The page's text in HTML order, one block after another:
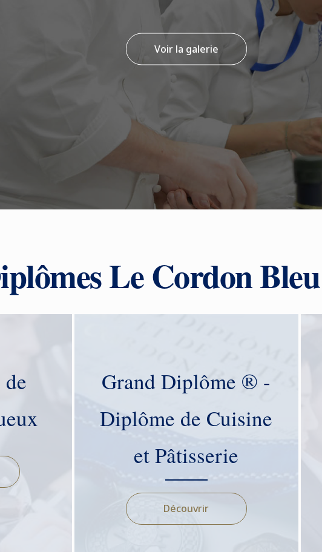
Voir la galerie
Le Cordon
Grand Diplôme ® -
Diplôme de Cuisine
et Pâtisserie
Découvrir